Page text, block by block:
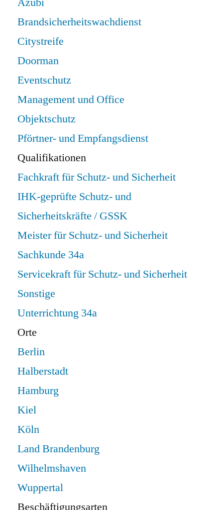
Brandsicherheitswachdienst
Citystreife
Doorman
Eventschutz
Management und Office
Objektschutz
Pförtner- und Empfangsdienst
Qualifikationen
Fachkraft für Schutz- und Sicherheit
IHK-geprüfte Schutz- und
Sicherheitskräfte / GSSK
Meister für Schutz- und Sicherheit
Sachkunde 34a
Servicekraft für Schutz- und Sicherheit
Sonstige
Unterrichtung 34a
Orte
Berlin
Halberstadt
Hamburg
Kiel
Köln
Land Brandenburg
Wilhelmshaven
Wuppertal
Beschäftigungsarten